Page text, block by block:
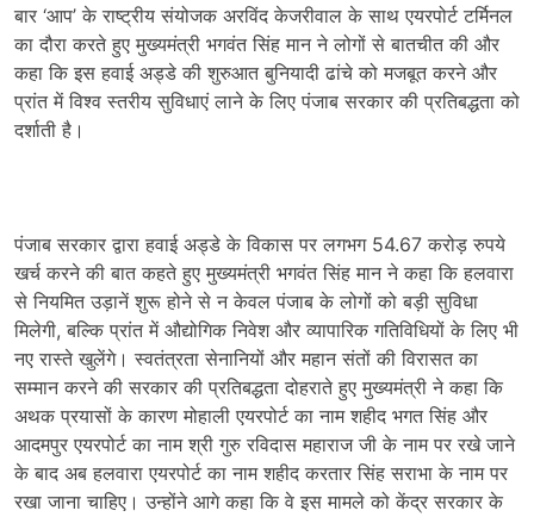
बार ‘आप’ के राष्ट्रीय संयोजक अरविंद केजरीवाल के साथ एयरपोर्ट टर्मिनल
का दौरा करते हुए मुख्यमंत्री भगवंत सिंह मान ने लोगों से बातचीत की और
कहा कि इस हवाई अड्डे की शुरुआत बुनियादी ढांचे को मजबूत करने और
प्रांत में विश्व स्तरीय सुविधाएं लाने के लिए पंजाब सरकार की प्रतिबद्धता को
दर्शाती है।
पंजाब सरकार द्वारा हवाई अड्डे के विकास पर लगभग 54.67 करोड़ रुपये
खर्च करने की बात कहते हुए मुख्यमंत्री भगवंत सिंह मान ने कहा कि हलवारा
से नियमित उड़ानें शुरू होने से न केवल पंजाब के लोगों को बड़ी सुविधा
मिलेगी, बल्कि प्रांत में औद्योगिक निवेश और व्यापारिक गतिविधियों के लिए भी
नए रास्ते खुलेंगे। स्वतंत्रता सेनानियों और महान संतों की विरासत का
सम्मान करने की सरकार की प्रतिबद्धता दोहराते हुए मुख्यमंत्री ने कहा कि
अथक प्रयासों के कारण मोहाली एयरपोर्ट का नाम शहीद भगत सिंह और
आदमपुर एयरपोर्ट का नाम श्री गुरु रविदास महाराज जी के नाम पर रखे जाने
के बाद अब हलवारा एयरपोर्ट का नाम शहीद करतार सिंह सराभा के नाम पर
रखा जाना चाहिए। उन्होंने आगे कहा कि वे इस मामले को केंद्र सरकार के